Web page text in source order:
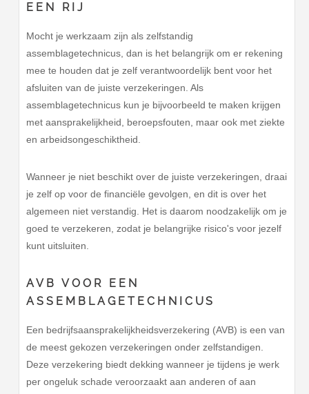
EEN RIJ
Mocht je werkzaam zijn als zelfstandig
assemblagetechnicus, dan is het belangrijk om er rekening
mee te houden dat je zelf verantwoordelijk bent voor het
afsluiten van de juiste verzekeringen. Als
assemblagetechnicus kun je bijvoorbeeld te maken krijgen
met aansprakelijkheid, beroepsfouten, maar ook met ziekte
en arbeidsongeschiktheid.
Wanneer je niet beschikt over de juiste verzekeringen, draai
je zelf op voor de financiële gevolgen, en dit is over het
algemeen niet verstandig. Het is daarom noodzakelijk om je
goed te verzekeren, zodat je belangrijke risico's voor jezelf
kunt uitsluiten.
AVB VOOR EEN
ASSEMBLAGETECHNICUS
Een bedrijfsaansprakelijkheidsverzekering (AVB) is een van
de meest gekozen verzekeringen onder zelfstandigen.
Deze verzekering biedt dekking wanneer je tijdens je werk
per ongeluk schade veroorzaakt aan anderen of aan